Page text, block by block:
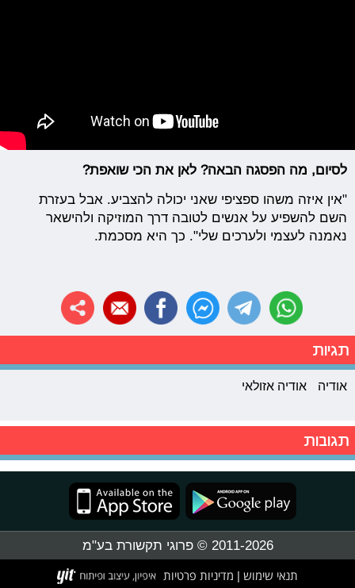
לסיום, מה הפסגה הבאה? לאן את הכי שואפת?
"אין איזה משהו ספציפי שאני יכולה להצביע. אבל בעזרת
השם להשפיע על אנשים לטובה דרך המוזיקה ולהישאר
נאמנה לעצמי ולערכים שלי". כך היא מסכמת.
תגיות
אודיה אודיה אזולאי
תגובות
2011-2026 © פרוגי תקשורת בע"מ
תנאי שימוש מדיניות פרטיות